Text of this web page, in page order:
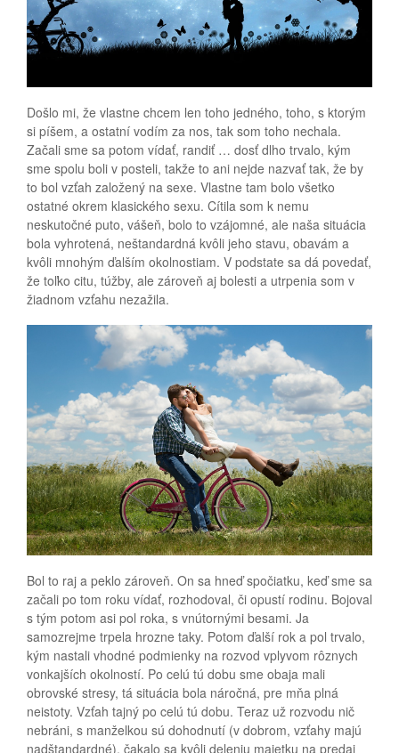
Došlo mi, že vlastne chcem len toho jedného, ​​toho, s ktorým
si píšem, a ostatní vodím za nos, tak som toho nechala.
Začali sme sa potom vídať, randiť … dosť dlho trvalo, kým
sme spolu boli v posteli, takže to ani nejde nazvať tak, že by
to bol vzťah založený na sexe. Vlastne tam bolo všetko
ostatné okrem klasického sexu. Cítila som k nemu
neskutočné puto, vášeň, bolo to vzájomné, ale naša situácia
bola vyhrotená, neštandardná kvôli jeho stavu, obavám a
kvôli mnohým ďalším okolnostiam. V podstate sa dá povedať,
že toľko citu, túžby, ale zároveň aj bolesti a utrpenia som v
žiadnom vzťahu nezažila.
Bol to raj a peklo zároveň. On sa hneď spočiatku, keď sme sa
začali po tom roku vídať, rozhodoval, či opustí rodinu. Bojoval
s tým potom asi pol roka, s vnútornými besami. Ja
samozrejme trpela hrozne taky. Potom ďalší rok a pol trvalo,
kým nastali vhodné podmienky na rozvod vplyvom rôznych
vonkajších okolností. Po celú tú dobu sme obaja mali
obrovské stresy, tá situácia bola náročná, pre mňa plná
neistoty. Vzťah tajný po celú tú dobu. Teraz už rozvodu nič
nebráni, s manželkou sú dohodnutí (v dobrom, vzťahy majú
nadštandardné), čakalo sa kvôli deleniu majetku na predaj